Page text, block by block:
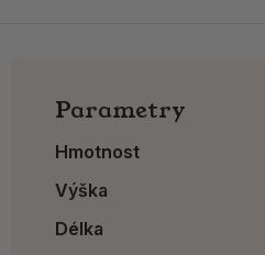
Parametry
Hmotnost
Výška
Délka